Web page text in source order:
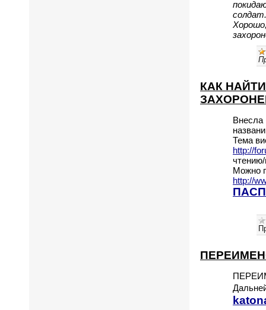
солдат.
КАК
Внесла
Тема
http://
чтению/
Можно
http://